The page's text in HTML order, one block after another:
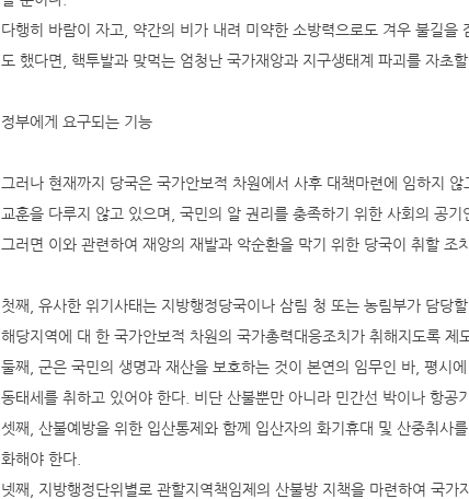
다행히 바람이 자고, 약간의 비가 내려 미약한 소방력으로도 겨우 불길
도 했다면, 핵투발과 맞먹는 엄청난 국가재앙과 지구생태계 파괴를 자초
정부에게 요구되는 기능
그러나 현재까지 당국은 국가안보적 차원에서 사후 대책마련에 임하지
교훈을 다루지 않고 있으며, 국민의 알 권리를 충족하기 위한 사회의 공
그러면 이와 관련하여 재앙의 재발과 악순환을 막기 위한 당국이 취할 조
첫째, 유사한 위기사태는 지방행정당국이나 삼림 청 또는 농림부가 담당
해당지역에 대 한 국가안보적 차원의 국가총력대응조치가 취해지도록 제
둘째, 군은 국민의 생명과 재산을 보호하는 것이 본연의 임무인 바, 평시
동태세를 취하고 있어야 한다. 비단 산불뿐만 아니라 민간선 박이나 항공
셋째, 산불예방을 위한 입산통제와 함께 입산자의 화기휴대 및 산중취사
화해야 한다.
넷째, 지방행정단위별로 관할지역책임제의 산불방 지책을 마련하여 국가